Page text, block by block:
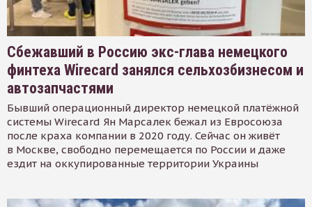
Сбежавший в Россию экс-глава немецкого
финтеха Wirecard занялся сельхозбизнесом и
автозапчастями
Бывший операционный директор немецкой платёжной
системы Wirecard Ян Марсалек бежал из Евросоюза
после краха компании в 2020 году. Сейчас он живёт
в Москве, свободно перемещается по России и даже
ездит на оккупированные территории Украины